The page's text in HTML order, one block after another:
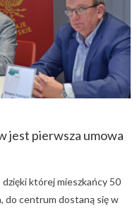
jest pierwsza umowa
której mieszkańcy 50
do centrum dostaną się w